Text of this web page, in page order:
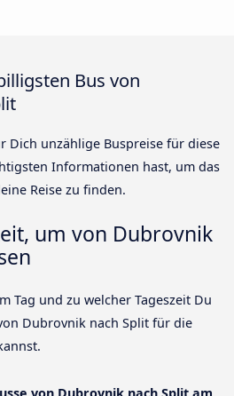
Bus von
Dich unzählige Buspreise für diese
Informationen hast, um das
Reise zu finden.
um von Dubrovnik
Tag und zu welcher Tageszeit Du
Dubrovnik nach Split für die